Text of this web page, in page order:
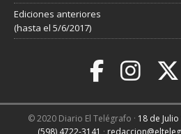
Ediciones anteriores
(hasta el 5/6/2017)
© 2020 Diario El Telégrafo · 18 de